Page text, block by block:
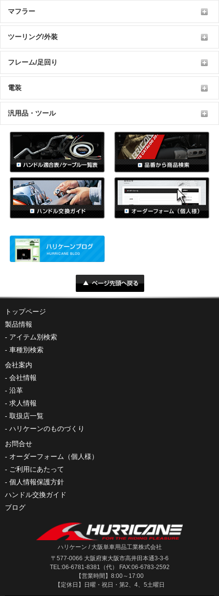
マフラー
ツーリング/外装
フレーム/足回り
電装
汎用品・ツール
トップページ
製品情報
アイテム別検索
車種別検索
会社案内
会社情報
沿革
求人情報
取扱店一覧
ハリケーンのものづくり
お問合せ
オーダーフォーム（個人様）
ご利用にあたって
個人情報保護方針
ハンドル交換ガイド
ブログ
ハリケーン / 大阪単車用品工業株式会社
〒577-0066 大阪府東大阪市高井田本通3-3-6
TEL:06-6781-8381（代） FAX:06-6783-2592
【営業時間】8:00～17:00
【定休日】日曜・祝日・第2、4、5土曜日